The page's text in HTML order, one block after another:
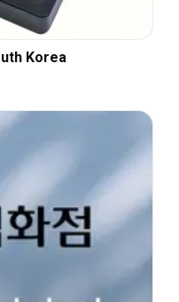
Korea